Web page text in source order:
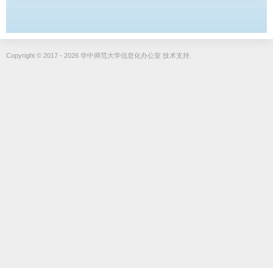
Copyright © 2017 - 2026 华中师范大学信息化办公室 技术支持.